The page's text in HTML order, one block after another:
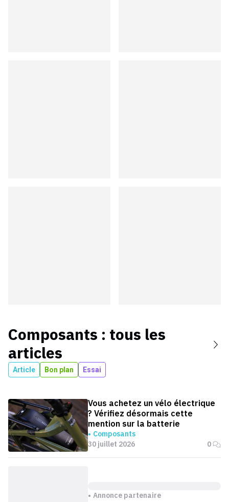
Composants : tous les
articles
Article Bon plan Essai
Vous achetez un vélo électrique
? Vérifiez désormais cette
mention sur la batterie
Composants
30 juillet 2026
0
Annonce partenaire